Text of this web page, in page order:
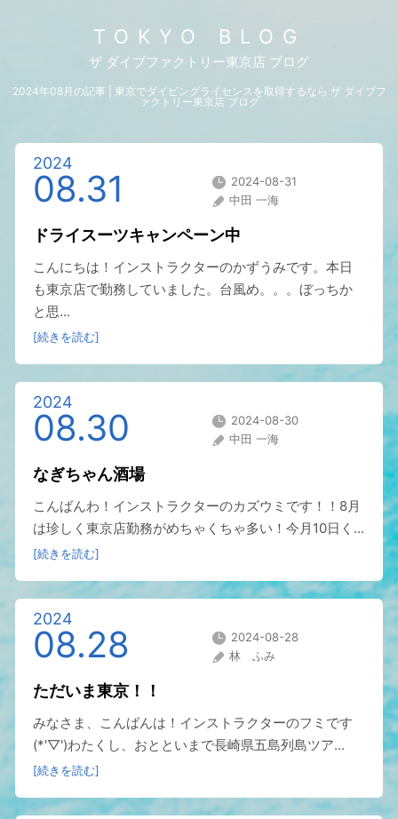
TOKYO BLOG
ザ ダイブファクトリー東京店 ブログ
2024年08月の記事 | 東京でダイビングライセンスを取得するなら ザ ダイブフ
ァクトリー東京店 ブログ
2024
08.31
2024-08-31
中田 一海
ドライスーツキャンペーン中
こんにちは！インストラクターのかずうみです。本日
も東京店で勤務していました。台風め。。。ぼっちか
と思...
[続きを読む]
2024
08.30
2024-08-30
中田 一海
なぎちゃん酒場
こんばんわ！インストラクターのカズウミです！！8月
は珍しく東京店勤務がめちゃくちゃ多い！今月10日く...
[続きを読む]
2024
08.28
2024-08-28
林 ふみ
ただいま東京！！
みなさま、こんばんは！インストラクターのフミです
(*'▽')わたくし、おとといまで長崎県五島列島ツア...
[続きを読む]